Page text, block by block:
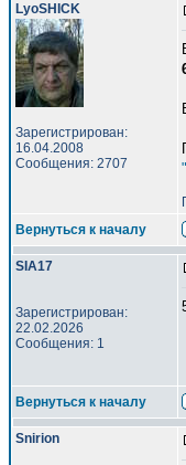
LyoSHICK
Зарегистрирован:
16.04.2008
Сообщения: 2707
Вернуться к началу
SIA17
Зарегистрирован:
22.02.2026
Сообщения: 1
Вернуться к началу
Snirion